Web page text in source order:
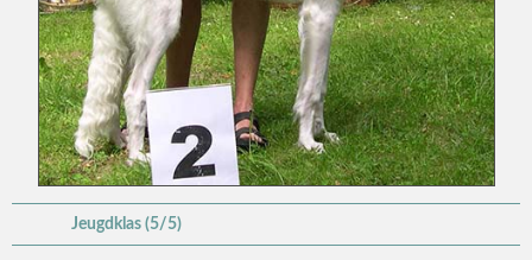
Jeugdklas (5/5)